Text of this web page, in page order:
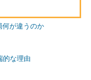
何が違うのか
的な理由